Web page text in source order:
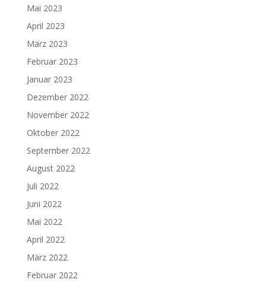
Mai 2023
April 2023
März 2023
Februar 2023
Januar 2023
Dezember 2022
November 2022
Oktober 2022
September 2022
August 2022
Juli 2022
Juni 2022
Mai 2022
April 2022
März 2022
Februar 2022